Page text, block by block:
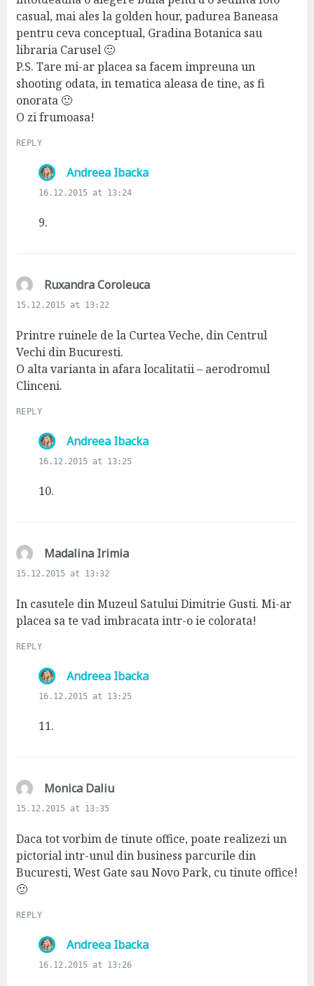
casual, mai ales la golden hour, padurea Baneasa
pentru ceva conceptual, Gradina Botanica sau
libraria Carusel 🙂
P.S. Tare mi-ar placea sa facem impreuna un
shooting odata, in tematica aleasa de tine, as fi
onorata 🙂
O zi frumoasa!
REPLY
Andreea Ibackas
16.12.2015 at 13:24
9.
Ruxandra Coroleucas
s
15.12.2015 at 13:22
Printre ruinele de la Curtea Veche, din Centrul
Vechi din Bucuresti.
O alta varianta in afara localitatii – aerodromul
Clinceni.
REPLY
Andreea Ibackas
16.12.2015 at 13:25
10.
Madalina Irimias
s
:
15.12.2015 at 13:32
In casutele din Muzeul Satului Dimitrie Gusti. Mi-ar
placea sa te vad imbracata intr-o ie colorata!
REPLY
Andreea Ibackas
16.12.2015 at 13:25
11.
Monica Dalius
s
:
15.12.2015 at 13:35
Daca tot vorbim de tinute office, poate realizezi un
pictorial intr-unul din business parcurile din
Bucuresti, West Gate sau Novo Park, cu tinute office!
🙂
REPLY
Andreea Ibackas
16.12.2015 at 13:26